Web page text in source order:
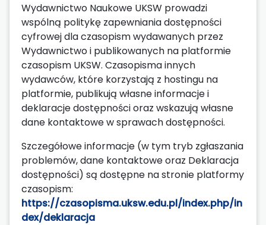
Wydawnictwo Naukowe UKSW prowadzi
wspólną politykę zapewniania dostępności
cyfrowej dla czasopism wydawanych przez
Wydawnictwo i publikowanych na platformie
czasopism UKSW. Czasopisma innych
wydawców, które korzystają z hostingu na
platformie, publikują własne informacje i
deklaracje dostępności oraz wskazują własne
dane kontaktowe w sprawach dostępności.
Szczegółowe informacje (w tym tryb zgłaszania
problemów, dane kontaktowe oraz Deklaracja
dostępności) są dostępne na stronie platformy
czasopism:
https://czasopisma.uksw.edu.pl/index.php/in
dex/deklaracja